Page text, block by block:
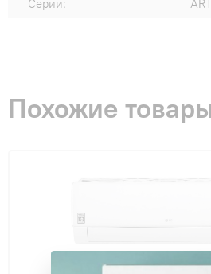
Серии:
Похожие